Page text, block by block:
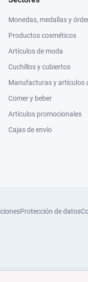
Monedas, medallas y
Productos cosméticos
Artículos de moda
Cuchillos y cubiertos
Manufacturas y artículos
Comer y beber
Artículos promocionales
Cajas de envío
Protección de datos